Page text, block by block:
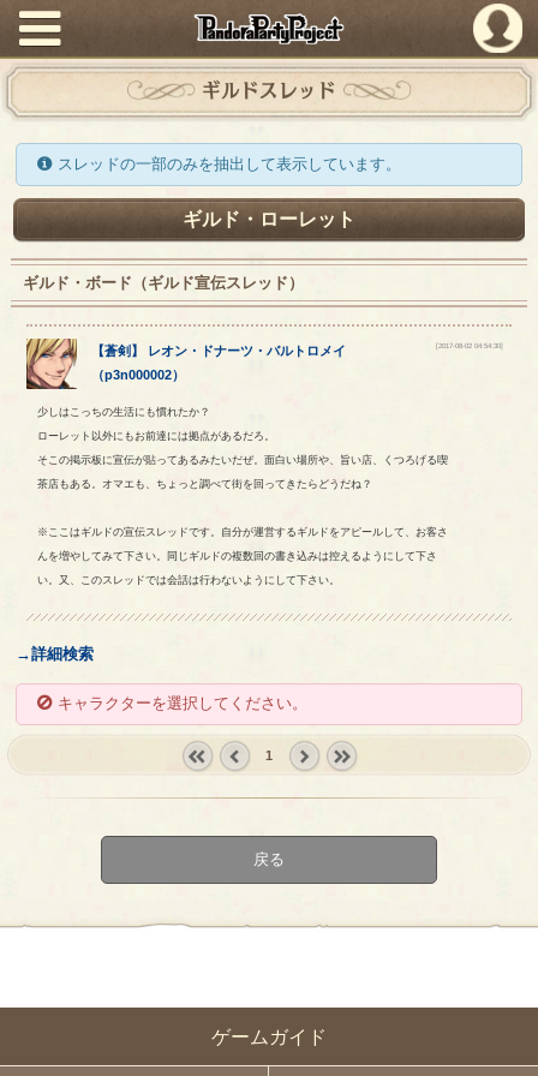
PandoraPartyProject
ゲームガイド
ギルドスレッド
スレッドの一部のみを抽出して表示しています。
ギルド・ローレット
ギルド・ボード（ギルド宣伝スレッド）
【蒼剣 】 レオン ・ ドナーツ ・バルトロメイ
（p3n000002）
[2017-08-02 04:54:30]
少しはこっちの生活にも慣れたか？
ローレット以外にもお前達には拠点があるだろ。
そこの掲示板に宣伝が貼ってあるみたいだぜ。面白い場所や、旨い店、くつろげる喫
茶店もある。オマエも、ちょっと調べて街を回ってきたらどうだね？
※ここはギルドの宣伝スレッドです。自分が運営するギルドをアピールして、お客さ
んを増やしてみて下さい。同じギルドの複数回の書き込みは控えるようにして下さ
い。又、このスレッドでは会話は行わないようにして下さい。
→詳細検索
キャラクターを選択してください。
1
戻る